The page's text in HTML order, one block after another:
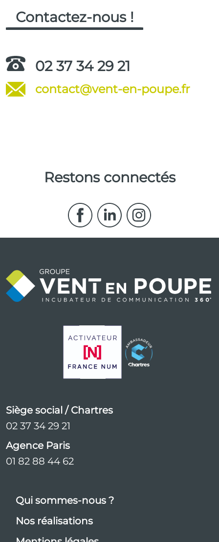
Contactez-nous !
02 37 34 29 21
contact@vent-en-poupe.fr
Restons connectés
Siège social / Chartres
02 37 34 29 21
Agence Paris
01 82 88 44 62
Qui sommes-nous ?
Nos réalisations